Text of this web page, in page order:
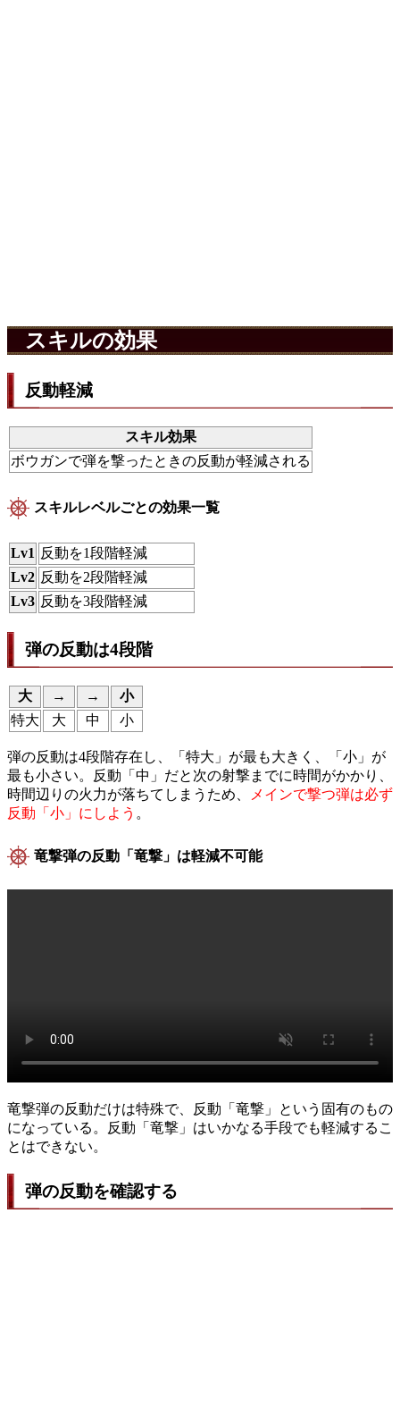
スキルの効果
反動軽減
スキル効果
ボウガンで弾を撃ったときの反動が軽減される
スキルレベルごとの効果一覧
Lv1 反動を1段階軽減
Lv2 反動を2段階軽減
Lv3 反動を3段階軽減
弾の反動は4段階
大 → →
小
特大
大 中 小
弾の反動は4段階存在し、「特大」が最も大きく、「小」が
最も小さい。反動「中」だと次の射撃までに時間がかかり、
時間辺りの火力が落ちてしまうため、
メインで撃つ弾は必ず
反動「小」にしよう 。
竜撃弾の反動「竜撃」は軽減不可能
竜撃弾の反動だけは特殊で、反動「竜撃」という固有のもの
になっている。反動「竜撃」はいかなる手段でも軽減するこ
とはできない。
弾の反動を確認する